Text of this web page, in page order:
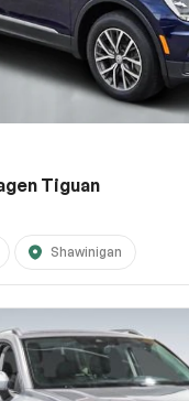
Tiguan
Shawinigan